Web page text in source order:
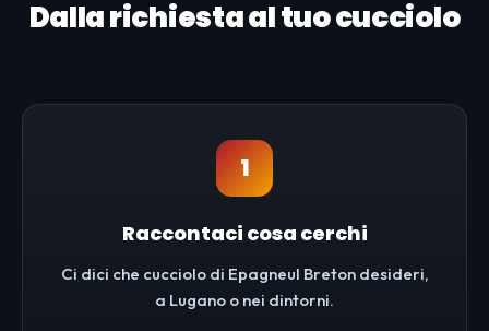
Dalla richiesta al tuo cucciolo
1
Raccontaci cosa cerchi
Ci dici che cucciolo di Epagneul Breton desideri,
a Lugano o nei dintorni.